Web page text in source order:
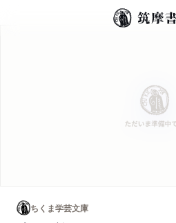
ちくま学芸文庫